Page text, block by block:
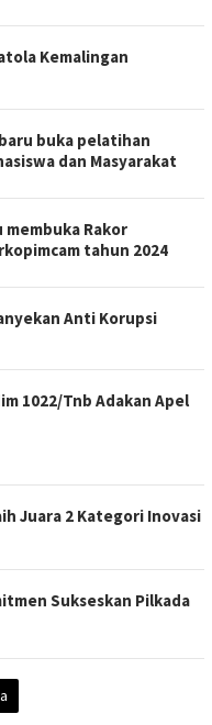
Kemalingan
buka pelatihan
dan Masyarakat
membuka Rakor
tahun 2024
Anti Korupsi
1022/Tnb Adakan Apel
Juara 2 Kategori Inovasi
Sukseskan Pilkada